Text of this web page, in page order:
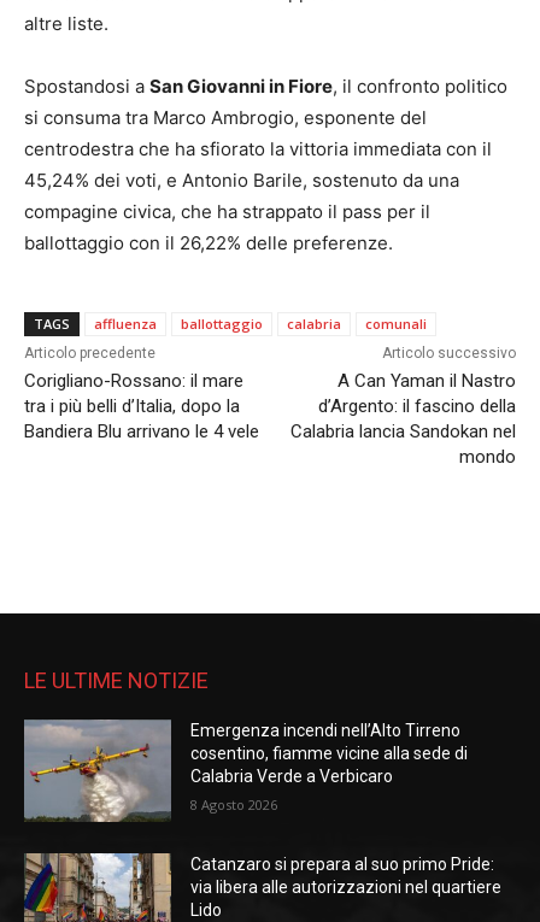
altre liste.
Spostandosi a San Giovanni in Fiore, il confronto politico
si consuma tra Marco Ambrogio, esponente del
centrodestra che ha sfiorato la vittoria immediata con il
45,24% dei voti, e Antonio Barile, sostenuto da una
compagine civica, che ha strappato il pass per il
ballottaggio con il 26,22% delle preferenze.
TAGS affluenza ballottaggio calabria comunali
Articolo precedente
Corigliano-Rossano: il mare
tra i più belli d’Italia, dopo la
Bandiera Blu arrivano le 4 vele
Articolo successivo
A Can Yaman il Nastro
d’Argento: il fascino della
Calabria lancia Sandokan nel
mondo
LE ULTIME NOTIZIE
Emergenza incendi nell’Alto Tirreno
cosentino, fiamme vicine alla sede di
Calabria Verde a Verbicaro
8 Agosto 2026
Catanzaro si prepara al suo primo Pride:
via libera alle autorizzazioni nel quartiere
Lido